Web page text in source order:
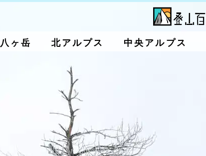
八ヶ岳 北アルプス 中央アルプス